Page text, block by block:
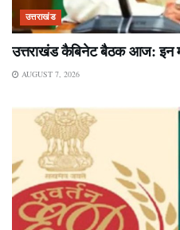
उत्तराखंड
उत्तराखंड कैबिनेट बैठक आज: इन
AUGUST 7, 2026